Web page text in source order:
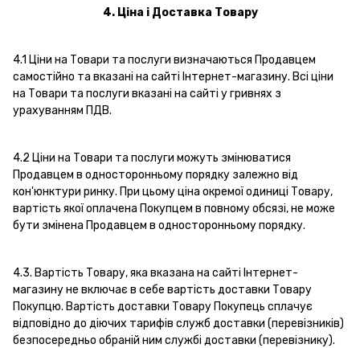
4. Ціна і Доставка Товару
4.1 Ціни на Товари та послуги визначаються Продавцем
самостійно та вказані на сайті Інтернет-магазину. Всі ціни
на Товари та послуги вказані на сайті у гривнях з
урахуванням ПДВ.
4.2 Ціни на Товари та послуги можуть змінюватися
Продавцем в односторонньому порядку залежно від
кон'юнктури ринку. При цьому ціна окремої одиниці Товару,
вартість якої оплачена Покупцем в повному обсязі, не може
бути змінена Продавцем в односторонньому порядку.
4.3. Вартість Товару, яка вказана на сайті Інтернет-
магазину не включає в себе вартість доставки Товару
Покупцю. Вартість доставки Товару Покупець сплачує
відповідно до діючих тарифів служб доставки (перевізників)
безпосередньо обраній ним службі доставки (перевізнику).